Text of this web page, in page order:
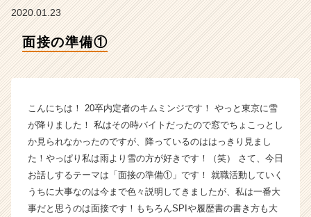
業
ら
ス
カ
ウ
が
届
く
2020.01.23
面接の準備①
こんにちは！ 20卒内定者のキムミンジです！ やっと東京に雪
が降りました！ 私はその時バイトだったので窓でちょこっとし
か見られなかったのですが、降っているのははっきり見まし
た！やっぱり私は雨より雪の方が好きです！（笑） さて、今日
お話しするテーマは「面接の準備①」です！ 就職活動していく
うちに大事なのは今まで色々説明してきましたが、私は一番大
事だと思うのは面接です！もちろんSPIや履歴書の書き方も大